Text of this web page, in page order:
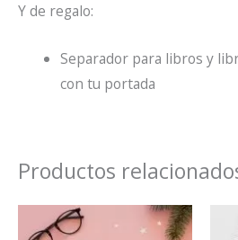
Y de regalo:
Separador para libros y
con tu portada
Productos